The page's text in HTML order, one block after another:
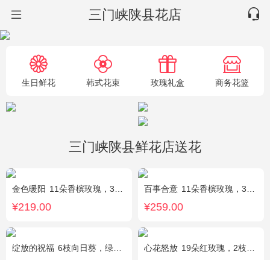
三门峡陕县花店
生日鲜花 韩式花束 玫瑰礼盒 商务花篮
三门峡陕县鲜花店送花
金色暖阳 11朵香槟玫瑰，3朵向日葵，桔梗、满天星混搭
¥219.00
百事合意 11朵香槟玫瑰，3枝多头白百合，黄莺搭配
¥259.00
绽放的祝福 6枝向日葵，绿色桔梗、尤加利搭配 心花怒放 19朵红玫瑰，2枝多头粉百合，配花、黄莺搭配